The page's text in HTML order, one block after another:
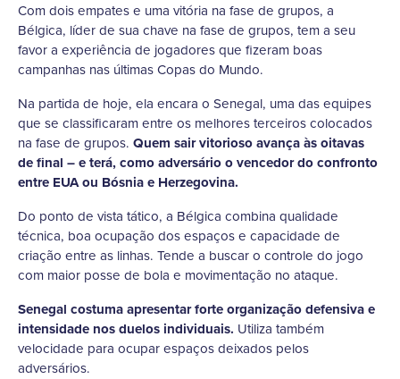
Com dois empates e uma vitória na fase de grupos, a
Bélgica, líder de sua chave na fase de grupos, tem a seu
favor a experiência de jogadores que fizeram boas
campanhas nas últimas Copas do Mundo.
Na partida de hoje, ela encara o Senegal, uma das equipes
que se classificaram entre os melhores terceiros colocados
na fase de grupos. Quem sair vitorioso avança às oitavas
de final – e terá, como adversário o vencedor do confronto
entre EUA ou Bósnia e Herzegovina.
Do ponto de vista tático, a Bélgica combina qualidade
técnica, boa ocupação dos espaços e capacidade de
criação entre as linhas. Tende a buscar o controle do jogo
com maior posse de bola e movimentação no ataque.
Senegal costuma apresentar forte organização defensiva e
intensidade nos duelos individuais. Utiliza também
velocidade para ocupar espaços deixados pelos
adversários.